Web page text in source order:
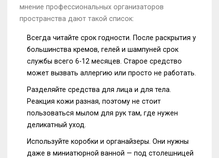
мнение профессиональных организаторов
пространства дают такой список:
Всегда читайте срок годности. После раскрытия у
большинства кремов, гелей и шампуней срок
службы всего 6-12 месяцев. Старое средство
может вызвать аллергию или просто не работать.
Разделяйте средства для лица и для тела.
Реакция кожи разная, поэтому не стоит
пользоваться мылом для рук там, где нужен
деликатный уход.
Используйте коробки и органайзеры. Они нужны
даже в миниатюрной ванной — под столешницей